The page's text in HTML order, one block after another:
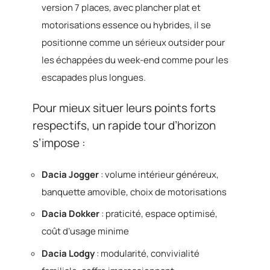
version 7 places, avec plancher plat et
motorisations essence ou hybrides, il se
positionne comme un sérieux outsider pour
les échappées du week-end comme pour les
escapades plus longues.
Pour mieux situer leurs points forts
respectifs, un rapide tour d’horizon
s’impose :
Dacia Jogger: volume intérieur généreux,
banquette amovible, choix de motorisations
Dacia Dokker: praticité, espace optimisé,
coût d’usage minime
Dacia Lodgy: modularité, convivialité